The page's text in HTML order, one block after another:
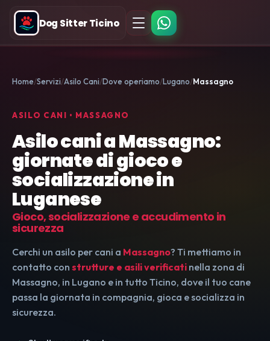
Dog Sitter Ticino
Home Servizi Asilo Cani Dove operiamo Lugano Massagno
ASILO CANI • MASSAGNO
Asilo cani a Massagno:
giornate di gioco e
socializzazione in
Luganese
Gioco, socializzazione e accudimento in
sicurezza
Cerchi un asilo per cani a Massagno? Ti mettiamo in
contatto con strutture e asili verificati nella zona di
Massagno, in Lugano e in tutto Ticino, dove il tuo cane
passa la giornata in compagnia, gioca e socializza in
sicurezza.